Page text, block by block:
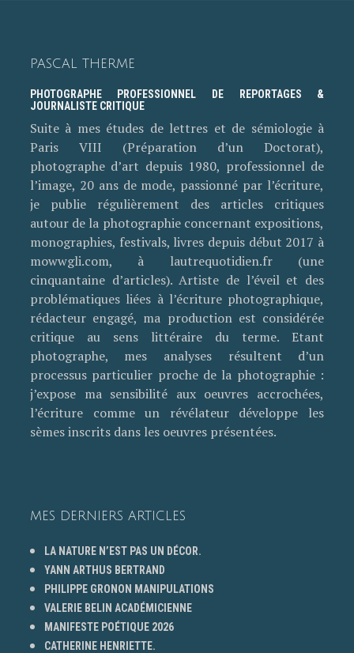
PASCAL THERME
PHOTOGRAPHE PROFESSIONNEL DE REPORTAGES &
JOURNALISTE CRITIQUE
Suite à mes études de lettres et de sémiologie à
Paris VIII (Préparation d’un Doctorat),
photographe d’art depuis 1980, professionnel de
l’image, 20 ans de mode, passionné par l’écriture,
je publie régulièrement des articles critiques
autour de la photographie concernant expositions,
monographies, festivals, livres depuis début 2017 à
mowwgli.com, à lautrequotidien.fr (une
cinquantaine d’articles). Artiste de l’éveil et des
problématiques liées à l’écriture photographique,
rédacteur engagé, ma production est considérée
critique au sens littéraire du terme. Etant
photographe, mes analyses résultent d’un
processus particulier proche de la photographie :
j’expose ma sensibilité aux oeuvres accrochées,
l’écriture comme un révélateur développe les
sèmes inscrits dans les oeuvres présentées.
MES DERNIERS ARTICLES
LA NATURE N’EST PAS UN DÉCOR.
YANN ARTHUS BERTRAND
PHILIPPE GRONON MANIPULATIONS
VALERIE BELIN ACADÉMICIENNE
MANIFESTE POÉTIQUE 2026
CATHERINE HENRIETTE.